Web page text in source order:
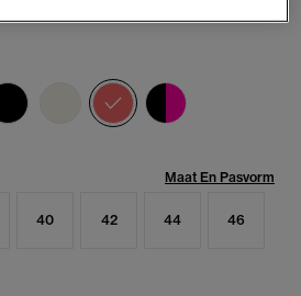
geselecteerd
Maat En Pasvorm
40 42 44 46